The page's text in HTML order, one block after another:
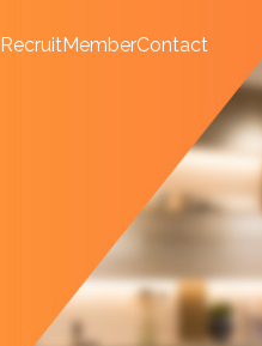
RecruitMemberContact